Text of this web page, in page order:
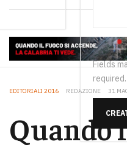
Fields
required.
EDITORIALI 2016 REDAZIONE 31
Quando